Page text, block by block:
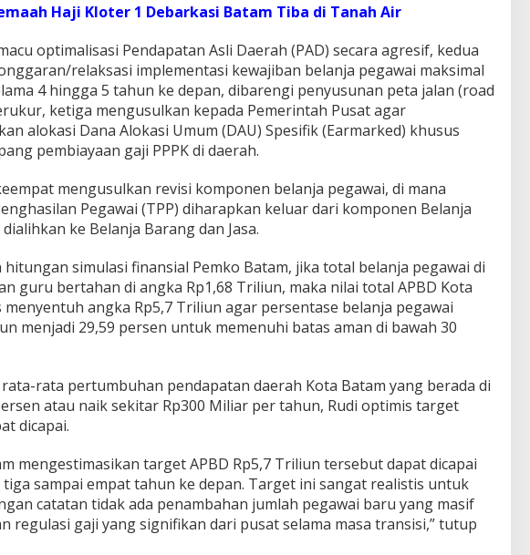
Haji Kloter 1 Debarkasi Batam Tiba di Tanah Air
optimalisasi Pendapatan Asli Daerah (PAD) secara agresif, kedua
relaksasi implementasi kewajiban belanja pegawai maksimal
4 hingga 5 tahun ke depan, dibarengi penyusunan peta jalan (road
ketiga mengusulkan kepada Pemerintah Pusat agar
alokasi Dana Alokasi Umum (DAU) Spesifik (Earmarked) khusus
pembiayaan gaji PPPK di daerah.
mengusulkan revisi komponen belanja pegawai, di mana
Pegawai (TPP) diharapkan keluar dari komponen Belanja
ke Belanja Barang dan Jasa.
hitungan simulasi finansial Pemko Batam, jika total belanja pegawai di
guru bertahan di angka Rp1,68 Triliun, maka nilai total APBD Kota
menyentuh angka Rp5,7 Triliun agar persentase belanja pegawai
menjadi 29,59 persen untuk memenuhi batas aman di bawah 30
rata pertumbuhan pendapatan daerah Kota Batam yang berada di
atau naik sekitar Rp300 Miliar per tahun, Rudi optimis target
dicapai.
mengestimasikan target APBD Rp5,7 Triliun tersebut dapat dicapai
sampai empat tahun ke depan. Target ini sangat realistis untuk
catatan tidak ada penambahan jumlah pegawai baru yang masif
regulasi gaji yang signifikan dari pusat selama masa transisi,” tutup